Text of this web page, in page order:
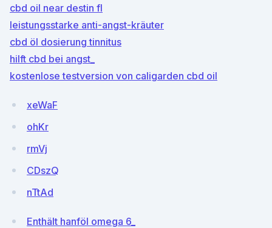
cbd oil near destin fl
leistungsstarke anti-angst-kräuter
cbd öl dosierung tinnitus
hilft cbd bei angst_
kostenlose testversion von caligarden cbd oil
xeWaF
ohKr
rmVj
CDszQ
nTtAd
Enthält hanföl omega 6_